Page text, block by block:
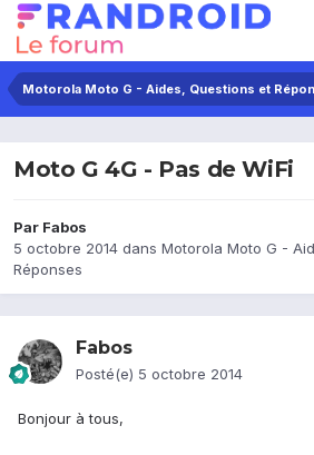
Motorola Moto G - Aides, Questions et
Moto G 4G - Pas de WiFi
Par Fabos
5 octobre 2014 dans Motorola Moto G -
Réponses
Fabos
Posté(e) 5 octobre 2014
Bonjour à tous,